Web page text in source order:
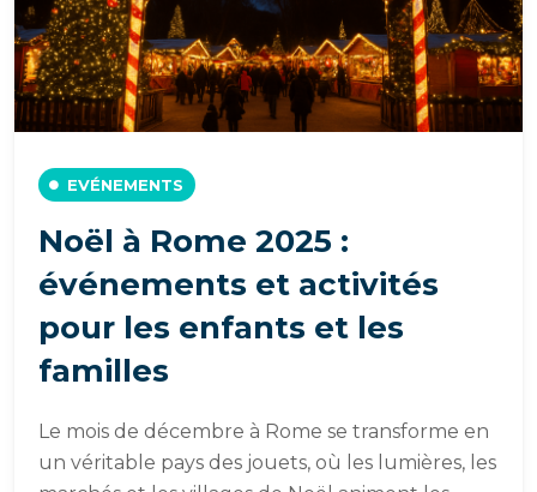
EVÉNEMENTS
Noël à Rome 2025 :
événements et activités
pour les enfants et les
familles
Le mois de décembre à Rome se transforme en
un véritable pays des jouets, où les lumières, les